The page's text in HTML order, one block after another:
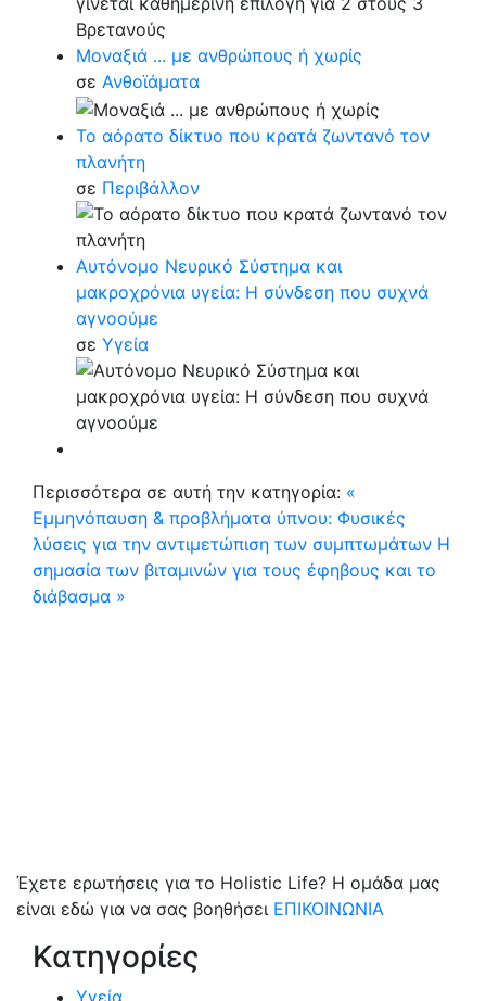
Μοναξιά ... με ανθρώπους ή χωρίς
σε Ανθοϊάματα
Το αόρατο δίκτυο που κρατά ζωντανό τον
πλανήτη
σε Περιβάλλον
Αυτόνομο Νευρικό Σύστημα και
μακροχρόνια υγεία: Η σύνδεση που συχνά
αγνοούμε
σε Υγεία
Περισσότερα σε αυτή την κατηγορία: «
Εμμηνόπαυση & προβλήματα ύπνου: Φυσικές
λύσεις για την αντιμετώπιση των συμπτωμάτων Η
σημασία των βιταμινών για τους έφηβους και το
διάβασμα »
Έχετε ερωτήσεις για το Holistic Life? Η ομάδα μας
είναι εδώ για να σας βοηθήσει ΕΠΙΚΟΙΝΩΝΙΑ
Κατηγορίες